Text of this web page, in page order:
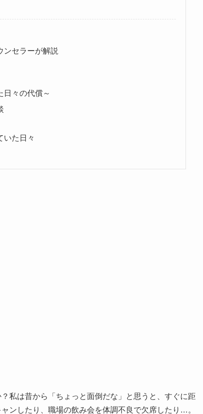
ンセラーが解説
日々の代償～
いた日々
私は昔から「ちょっと面倒だな」と思うと、すぐに距
ンしたり、職場の飲み会を体調不良で欠席したり…。